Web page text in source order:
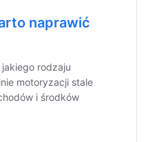
naprawić
rodzaju
motoryzacji stale
i środków